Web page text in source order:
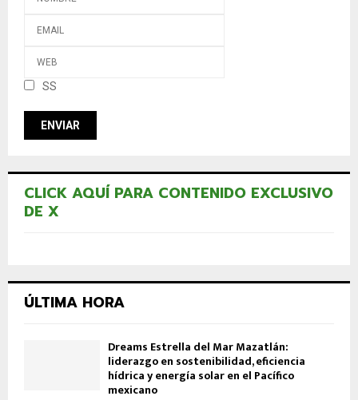
SS
CLICK AQUÍ PARA CONTENIDO EXCLUSIVO
DE X
ÚLTIMA HORA
Dreams Estrella del Mar Mazatlán:
liderazgo en sostenibilidad, eficiencia
hídrica y energía solar en el Pacífico
mexicano